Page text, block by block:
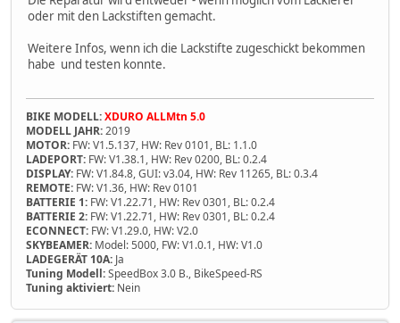
oder mit den Lackstiften gemacht.
Weitere Infos, wenn ich die Lackstifte zugeschickt bekommen
habe und testen konnte.
BIKE MODELL:XDURO ALLMtn 5.0
MODELL JAHR:2019
MOTOR: FW: V1.5.137, HW: Rev 0101, BL: 1.1.0
LADEPORT: FW: V1.38.1, HW: Rev 0200, BL: 0.2.4
DISPLAY: FW: V1.84.8, GUI: v3.04, HW: Rev 11265, BL: 0.3.4
REMOTE: FW: V1.36, HW: Rev 0101
BATTERIE 1: FW: V1.22.71, HW: Rev 0301, BL: 0.2.4
BATTERIE 2: FW: V1.22.71, HW: Rev 0301, BL: 0.2.4
ECONNECT: FW: V1.29.0, HW: V2.0
SKYBEAMER: Model: 5000, FW: V1.0.1, HW: V1.0
LADEGERÄT 10A: Ja
Tuning Modell:SpeedBox 3.0 B., BikeSpeed-RS
Tuning aktiviert: Nein